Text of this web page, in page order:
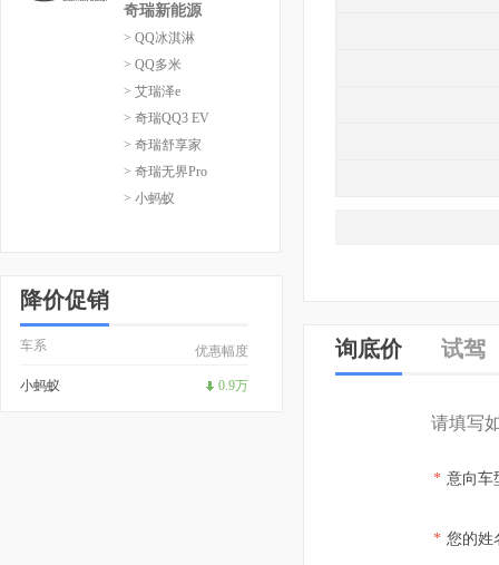
奇瑞新能源
> QQ冰淇淋
> QQ多米
> 艾瑞泽e
> 奇瑞QQ3 EV
> 奇瑞舒享家
> 奇瑞无界Pro
> 小蚂蚁
降价促销
车系 优惠幅度
小蚂蚁 0.9万
询底价 试驾
请填写
* 意向车
* 您的姓